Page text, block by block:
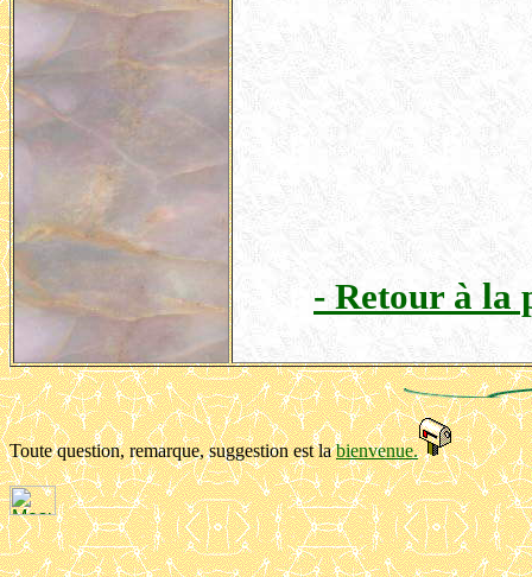
- Retour à la
Toute question, remarque, suggestion est labienvenue.